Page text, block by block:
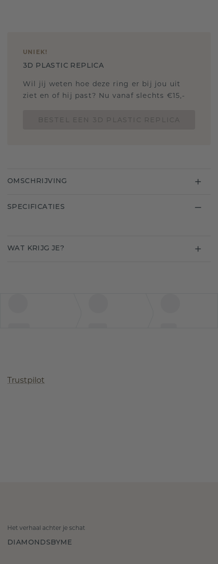
UNIEK!
3D PLASTIC REPLICA
Wil jij weten hoe deze ring er bij jou uit
ziet en of hij past? Nu vanaf slechts €15,-
OMSCHRIJVING
SPECIFICATIES
WAT KRIJG JE?
Trustpilot
Het verhaal achter je schat
DIAMONDSBYME